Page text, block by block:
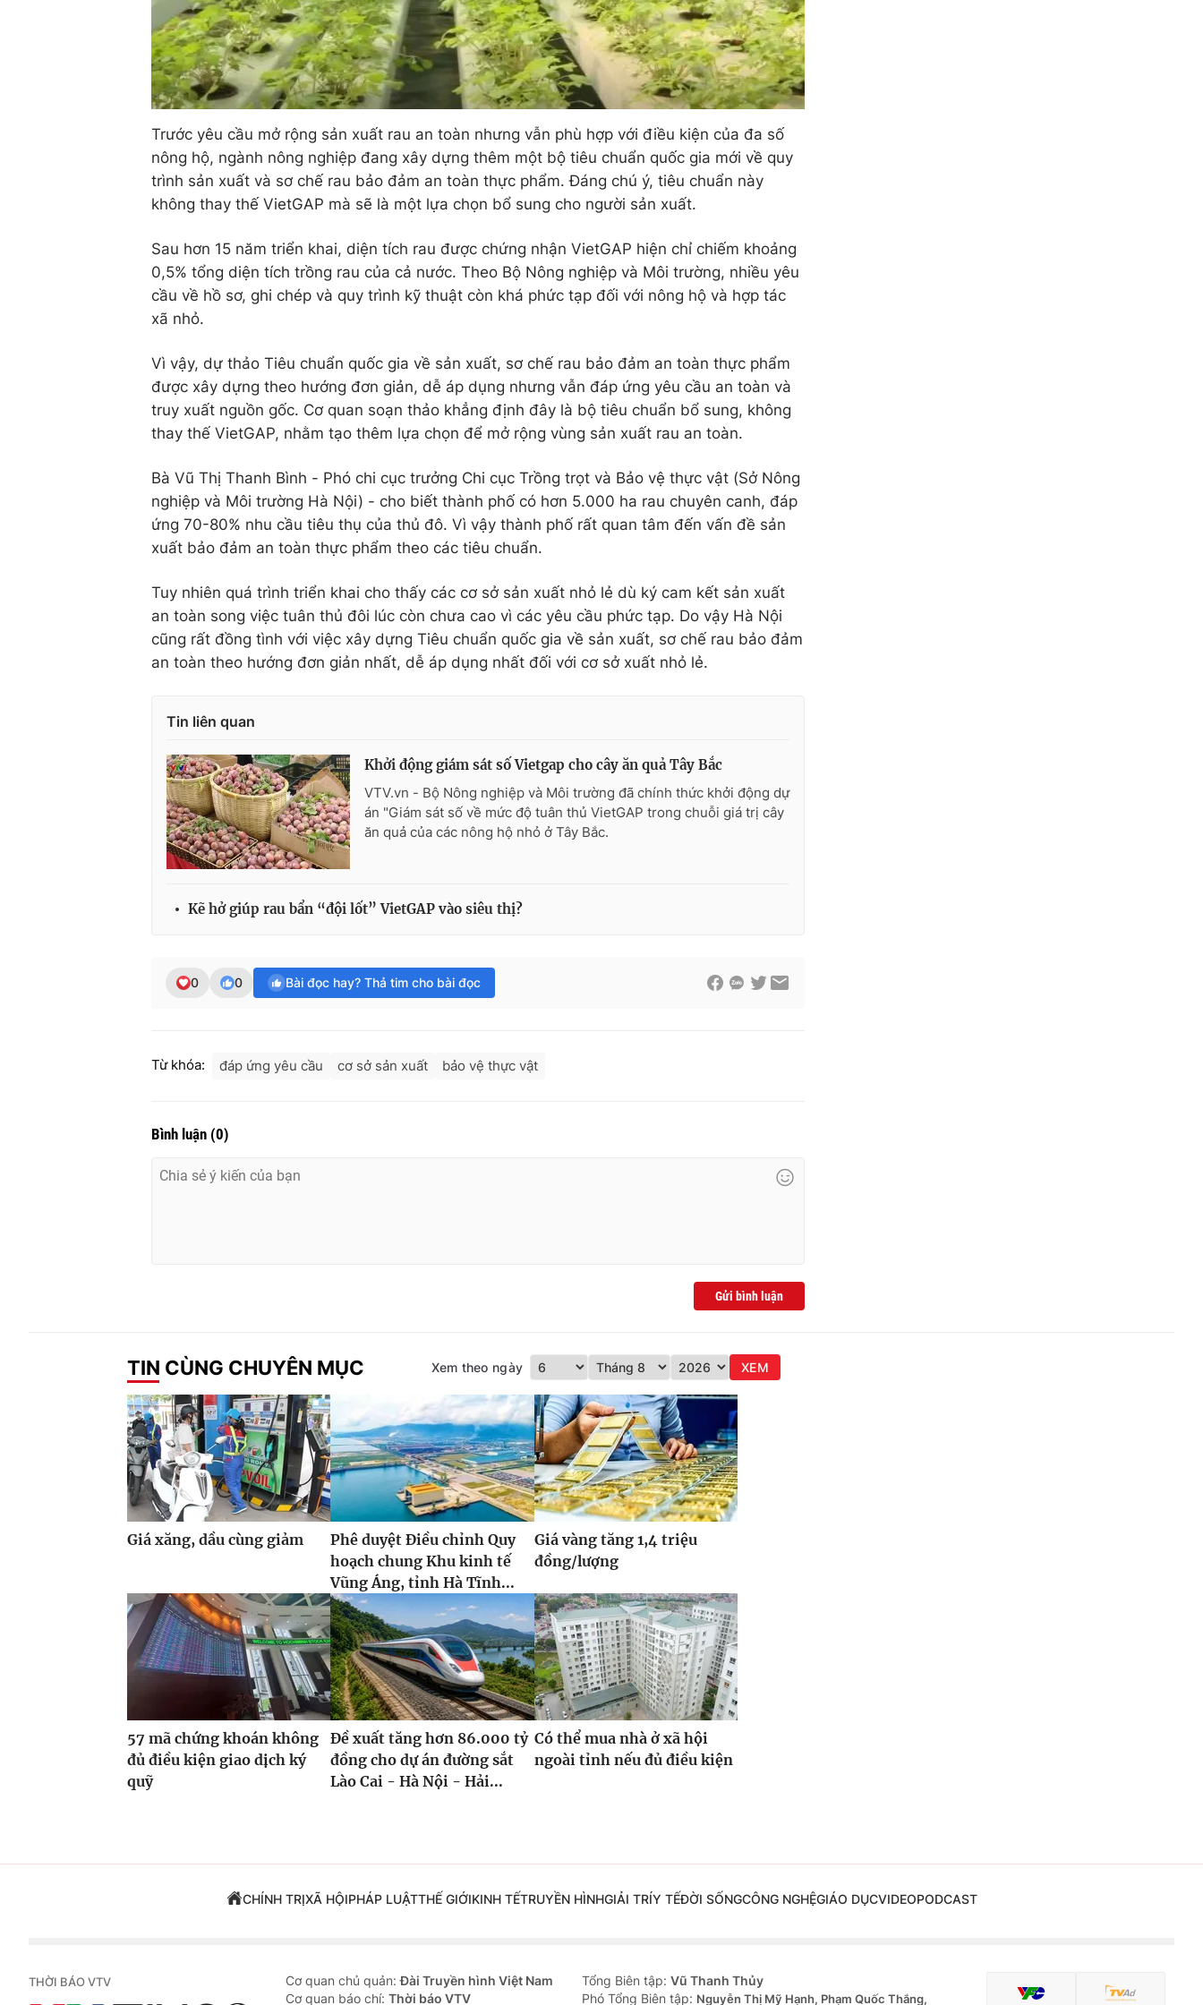
Trước yêu cầu mở rộng sản xuất rau an toàn nhưng vẫn phù hợp với điều kiện của đa số
nông hộ, ngành nông nghiệp đang xây dựng thêm một bộ tiêu chuẩn quốc gia mới về quy
trình sản xuất và sơ chế rau bảo đảm an toàn thực phẩm. Đáng chú ý, tiêu chuẩn này
không thay thế VietGAP mà sẽ là một lựa chọn bổ sung cho người sản xuất.
Sau hơn 15 năm triển khai, diện tích rau được chứng nhận VietGAP hiện chỉ chiếm khoảng
0,5% tổng diện tích trồng rau của cả nước. Theo Bộ Nông nghiệp và Môi trường, nhiều yêu
cầu về hồ sơ, ghi chép và quy trình kỹ thuật còn khá phức tạp đối với nông hộ và hợp tác
xã nhỏ.
Vì vậy, dự thảo Tiêu chuẩn quốc gia về sản xuất, sơ chế rau bảo đảm an toàn thực phẩm
được xây dựng theo hướng đơn giản, dễ áp dụng nhưng vẫn đáp ứng yêu cầu an toàn và
truy xuất nguồn gốc. Cơ quan soạn thảo khẳng định đây là bộ tiêu chuẩn bổ sung, không
thay thế VietGAP, nhằm tạo thêm lựa chọn để mở rộng vùng sản xuất rau an toàn.
Bà Vũ Thị Thanh Bình - Phó chi cục trưởng Chi cục Trồng trọt và Bảo vệ thực vật (Sở Nông
nghiệp và Môi trường Hà Nội) - cho biết thành phố có hơn 5.000 ha rau chuyên canh, đáp
ứng 70-80% nhu cầu tiêu thụ của thủ đô. Vì vậy thành phố rất quan tâm đến vấn đề sản
xuất bảo đảm an toàn thực phẩm theo các tiêu chuẩn.
Tuy nhiên quá trình triển khai cho thấy các cơ sở sản xuất nhỏ lẻ dù ký cam kết sản xuất
an toàn song việc tuân thủ đôi lúc còn chưa cao vì các yêu cầu phức tạp. Do vậy Hà Nội
cũng rất đồng tình với việc xây dựng Tiêu chuẩn quốc gia về sản xuất, sơ chế rau bảo đảm
an toàn theo hướng đơn giản nhất, dễ áp dụng nhất đối với cơ sở xuất nhỏ lẻ.
Tin liên quan
Khởi động giám sát số Vietgap cho cây ăn quả Tây Bắc
VTV.vn - Bộ Nông nghiệp và Môi trường đã chính thức khởi động dự
án "Giám sát số về mức độ tuân thủ VietGAP trong chuỗi giá trị cây
ăn quả của các nông hộ nhỏ ở Tây Bắc.
Kẽ hở giúp rau bẩn “đội lốt” VietGAP vào siêu thị?
0 0 Bài đọc hay? Thả tim cho bài đọc
Từ khóa: đáp ứng yêu cầu cơ sở sản xuất bảo vệ thực vật
Bình luận (0)
Gửi bình luận
TIN CÙNG CHUYÊN MỤC Xem theo ngày XEM
Giá xăng, dầu cùng giảm
Phê duyệt Điều chỉnh Quy
hoạch chung Khu kinh tế
Vũng Áng, tỉnh Hà Tĩnh...
Giá vàng tăng 1,4 triệu
đồng/lượng
57 mã chứng khoán không
đủ điều kiện giao dịch ký
quỹ
Đề xuất tăng hơn 86.000 tỷ
đồng cho dự án đường sắt
Lào Cai - Hà Nội - Hải...
Có thể mua nhà ở xã hội
ngoài tỉnh nếu đủ điều kiện
CHÍNH TRỊXÃ HỘIPHÁP LUẬTTHẾ GIỚIKINH TẾTRUYỀN HÌNHGIẢI TRÍY TẾĐỜI SỐNGCÔNG NGHỆGIÁO DỤCVIDEOPODCAST
THỜI BÁO VTV Cơ quan chủ quản:Đài Truyền hình Việt Nam
Cơ quan báo chí: Thời báo VTV
Tổng Biên tập: Vũ Thanh Thủy
Phó Tổng Biên tập: Nguyễn Thị Mỹ Hạnh, Phạm Quốc Thắng,